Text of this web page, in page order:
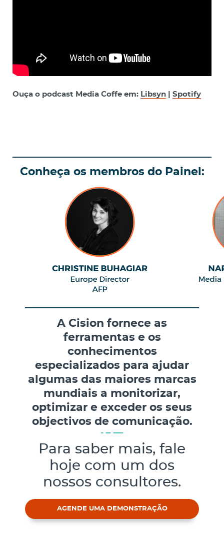
Ouça o podcast Media Coffe em: Libsyn Spotify
Conheça os membros do Painel:
A Cision fornece as
ferramentas e os
conhecimentos
especializados para ajudar
algumas das maiores marcas
mundiais a monitorizar,
optimizar e exceder os seus
objectivos de comunicação.
Para saber mais, fale
hoje com um dos
nossos consultores.
AGENDE UMA DEMONSTRAÇÃO